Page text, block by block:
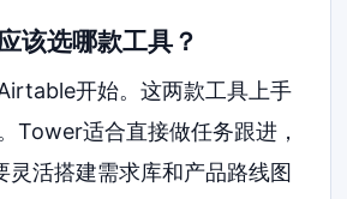
该选哪款工具？
开始。这两款工具上手
Tower适合直接做任务跟进，
活搭建需求库和产品路线图